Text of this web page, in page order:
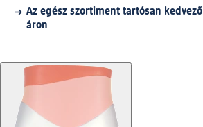
Az egész szortiment tartósan kedvező
áron